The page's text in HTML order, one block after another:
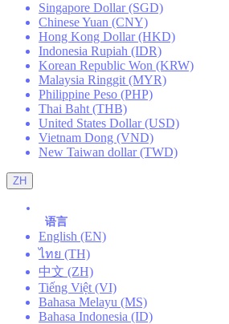
Singapore Dollar (SGD)
Chinese Yuan (CNY)
Hong Kong Dollar (HKD)
Indonesia Rupiah (IDR)
Korean Republic Won (KRW)
Malaysia Ringgit (MYR)
Philippine Peso (PHP)
Thai Baht (THB)
United States Dollar (USD)
Vietnam Dong (VND)
New Taiwan dollar (TWD)
ZH
语言
English (EN)
ไทย (TH)
中文 (ZH)
Tiếng Việt (VI)
Bahasa Melayu (MS)
Bahasa Indonesia (ID)